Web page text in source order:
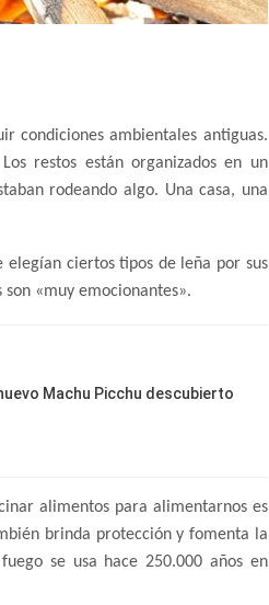
condiciones ambientales antiguas.
restos están organizados en un
rodeando algo. Una casa, una
elegían ciertos tipos de leña por sus
«muy emocionantes».
Machu Picchu descubierto
alimentos para alimentarnos es
brinda protección y fomenta la
se usa hace 250.000 años en